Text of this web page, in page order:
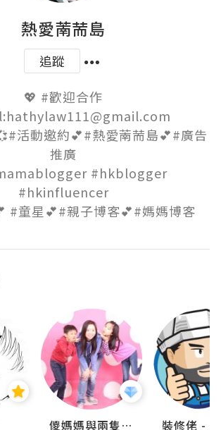
熱愛萳荋島
追蹤
💖 #歡迎合作
活動邀約💕#熱愛萳荋島💕#廣告
推廣
#hkblogger
#hkinfluencer
#童星💕#親子博客💕#媽媽博客
儍媽媽與兩隻小魔怪之家